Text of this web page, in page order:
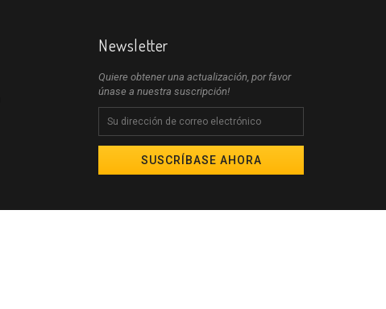
Newsletter
Quiere obtener una actualización, por favor
únase a nuestra suscripción!